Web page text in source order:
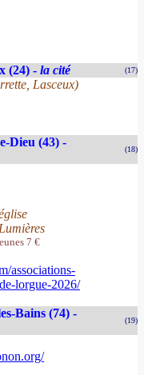
(24) - la cité (17)
Lasceux)
Dieu (43) -
(18)
7 €
associations-
lorgue-2026/
Bains (74) -
(19)